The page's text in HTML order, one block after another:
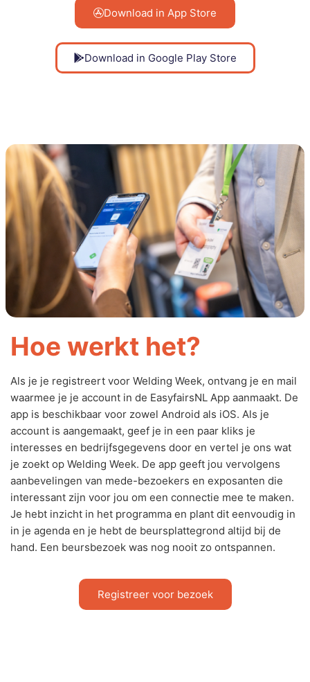
Download in App Store
Download in Google Play Store
Hoe werkt het?
Als je je registreert voor Welding Week, ontvang je en mail
waarmee je je account in de EasyfairsNL App aanmaakt. De
app is beschikbaar voor zowel Android als iOS. Als je
account is aangemaakt, geef je in een paar kliks je
interesses en bedrijfsgegevens door en vertel je ons wat
je zoekt op Welding Week. De app geeft jou vervolgens
aanbevelingen van mede-bezoekers en exposanten die
interessant zijn voor jou om een connectie mee te maken.
Je hebt inzicht in het programma en plant dit eenvoudig in
in je agenda en je hebt de beursplattegrond altijd bij de
hand. Een beursbezoek was nog nooit zo ontspannen.
Registreer voor bezoek